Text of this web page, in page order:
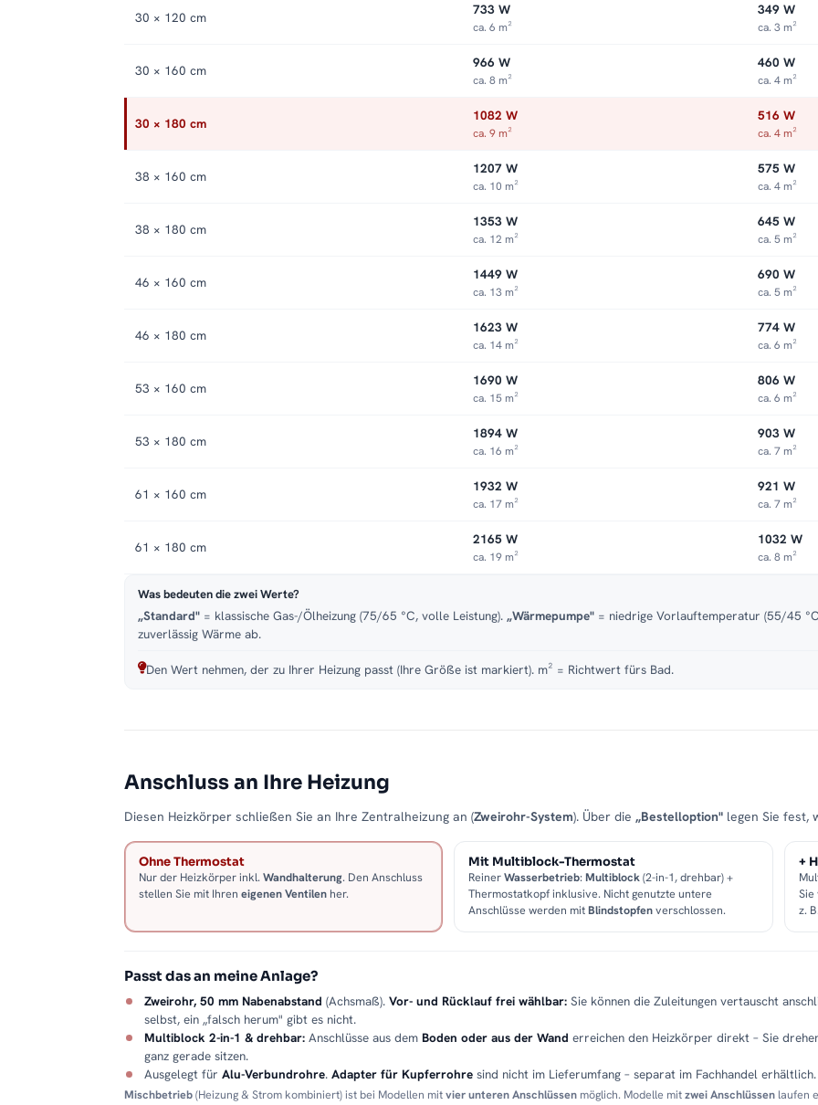
30 × 120 cm 733 W
ca. 6 m²
349 W
ca. 3 m²
30 × 160 cm 966 W
ca. 8 m²
460 W
ca. 4 m²
30 × 180 cm 1082 W
ca. 9 m²
516 W
ca. 4 m²
38 × 160 cm 1207 W
ca. 10 m²
575 W
ca. 4 m²
38 × 180 cm 1353 W
ca. 12 m²
645 W
ca. 5 m²
46 × 160 cm 1449 W
ca. 13 m²
690 W
ca. 5 m²
46 × 180 cm 1623 W
ca. 14 m²
774 W
ca. 6 m²
53 × 160 cm 1690 W
ca. 15 m²
806 W
ca. 6 m²
53 × 180 cm 1894 W
ca. 16 m²
903 W
ca. 7 m²
61 × 160 cm 1932 W
ca. 17 m²
921 W
ca. 7 m²
61 × 180 cm 2165 W
ca. 19 m²
1032 W
ca. 8 m²
Was bedeuten die zwei Werte?
„Standard" = klassische Gas-/Ölheizung (75/65 °C, volle Leistung). „Wärmepumpe" = niedrige Vorlauftemperatur (55/45
zuverlässig Wärme ab.
Den Wert nehmen, der zu Ihrer Heizung passt (Ihre Größe ist markiert). m² = Richtwert fürs Bad.
Anschluss an Ihre Heizung
Diesen Heizkörper schließen Sie an Ihre Zentralheizung an (Zweirohr-System). Über die „Bestelloption" legen Sie fest,
Ohne Thermostat
Nur der Heizkörper inkl. Wandhalterung. Den Anschluss
stellen Sie mit Ihren eigenen Ventilen her.
Mit Multiblock-Thermostat
ReinerWasserbetrieb:Multiblock(2-in-1, drehbar) +
Thermostatkopf inklusive. Nicht genutzte untere
Anschlüsse werden mitBlindstopfenverschlossen.
+
z.
Passt das an meine Anlage?
Zweirohr, 50 mm Nabenabstand (Achsmaß). Vor- und Rücklauf frei wählbar: Sie können die Zuleitungen vertauscht
selbst, ein „falsch herum" gibt es nicht.
Multiblock 2-in-1 & drehbar: Anschlüsse aus dem Boden oder aus der Wand erreichen den Heizkörper direkt – Sie
ganz gerade sitzen.
Ausgelegt für Alu-Verbundrohre. Adapter für Kupferrohre sind nicht im Lieferumfang – separat im Fachhandel erhältlich.
Mischbetrieb(Heizung & Strom kombiniert) ist bei Modellen mitvier unteren Anschlüssen möglich. Modelle mitzwei Anschlüssen laufen